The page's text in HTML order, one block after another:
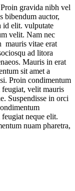
gravida nibh vel
bibendum auctor,
id elit. vulputate
velit. Nam nec
mauris vitae erat
ad litora
Mauris in erat
sit amet a
Proin condimentum
feugiat, velit mauris
Suspendisse in orci
neque elit.
nuam pharetra,